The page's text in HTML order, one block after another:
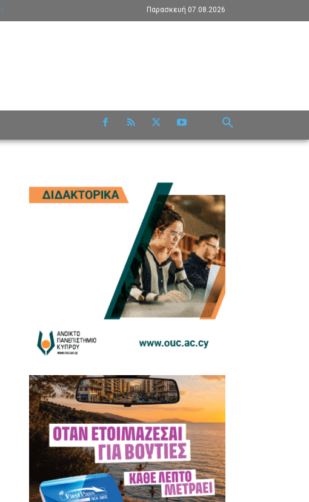
Παρασκευή 07.08.2026